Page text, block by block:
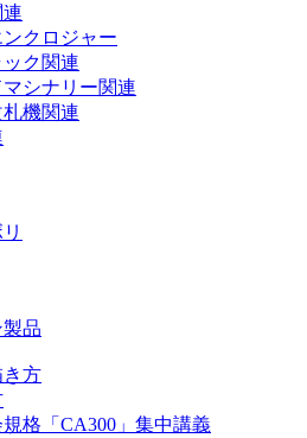
クロジャー
ク関連
シナリー関連
機関連
品
方
格「CA300」集中講義